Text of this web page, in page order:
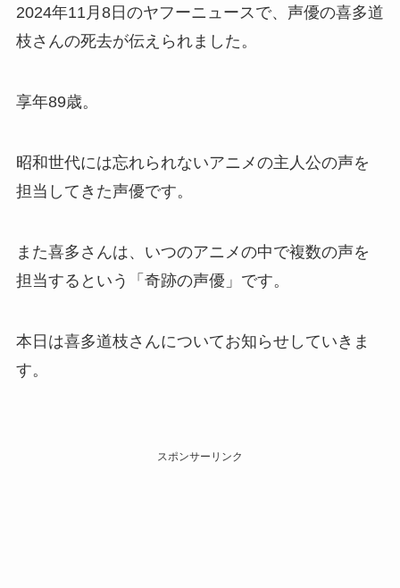
2024年11月8日のヤフーニュースで、声優の喜多道
枝さんの死去が伝えられました。
享年89歳。
昭和世代には忘れられないアニメの主人公の声を
担当してきた声優です。
また喜多さんは、いつのアニメの中で複数の声を
担当するという「奇跡の声優」です。
本日は喜多道枝さんについてお知らせしていきま
す。
スポンサーリンク